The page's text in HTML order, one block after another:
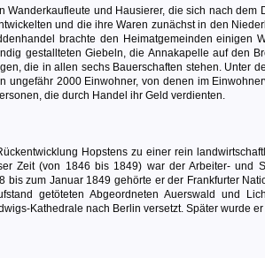
Wanderkaufleute und Hausierer, die sich nach dem
und die ihre Waren zunächst in den
brachte den Heimatgemeinden einigen
gestallteten Giebeln, die Annakapelle auf den
die in allen sechs Bauerschaften stehen. Unter
ungefähr 2000 Einwohner, von denen im
die durch Handel ihr Geld verdienten.
Hopstens zu einer rein
Zeit (von 1846 bis 1849) war der Arbeiter- und
bis zum Januar 1849 gehörte er der Frankfurter
getöteten Abgeordneten Auerswald und
Kathedrale nach Berlin versetzt. Später wurde